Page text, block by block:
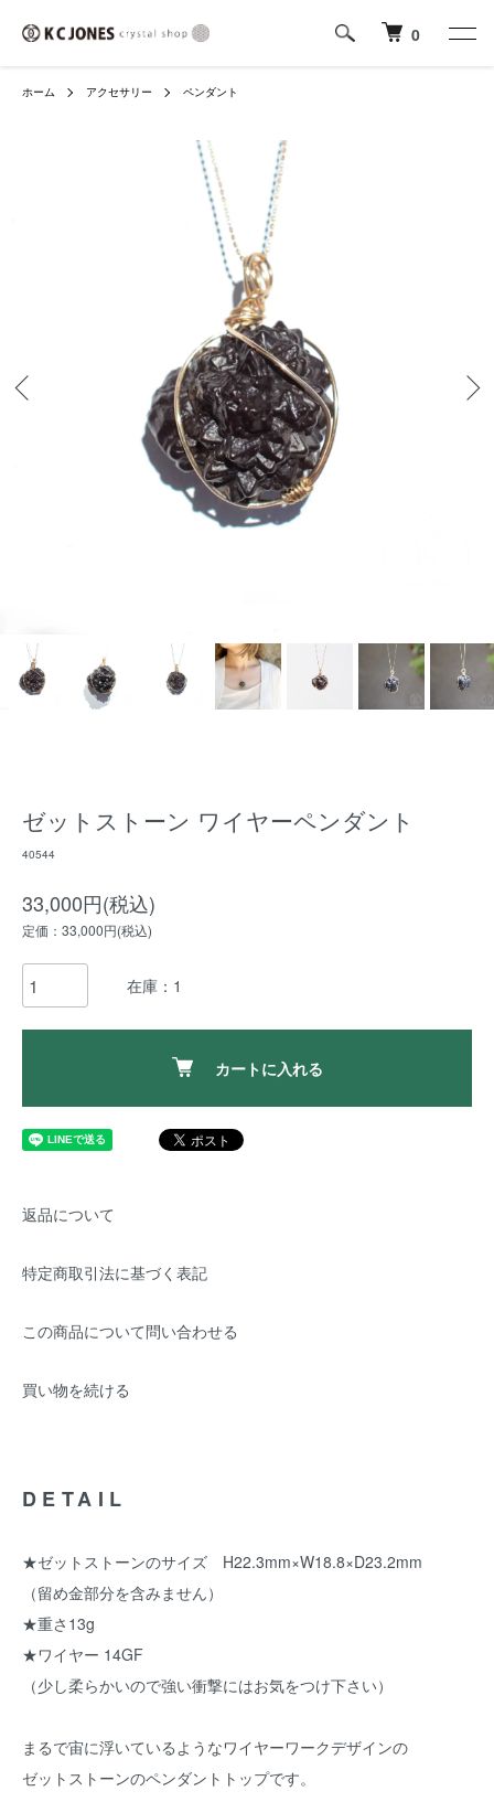
0
ホーム アクセサリー ペンダント
ゼットストーン ワイヤーペンダント
40544
33,000円(税込)
定価：33,000円(税込)
在庫：1
カートに入れる
返品について
特定商取引法に基づく表記
この商品について問い合わせる
買い物を続ける
DETAIL
★ゼットストーンのサイズ H22.3mm×W18.8×D23.2mm
（留め金部分を含みません）
★重さ13g
★ワイヤー 14GF
（少し柔らかいので強い衝撃にはお気をつけ下さい）
まるで宙に浮いているようなワイヤーワークデザインの
ゼットストーンのペンダントトップです。